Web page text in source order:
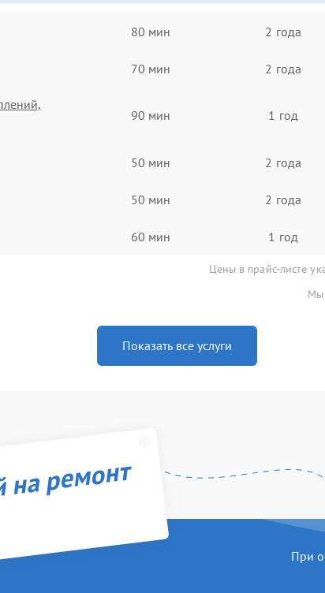
80 мин 2 года
70 мин 2 года
90 мин 1 год
50 мин 2 года
50 мин 2 года
60 мин 1 год
Цены в прайс-листе
Мы
Показать все услуги
ремонт
При